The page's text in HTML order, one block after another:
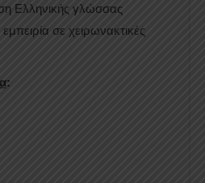
Ελληνικής γλώσσας
σε χειρωνακτικές
: